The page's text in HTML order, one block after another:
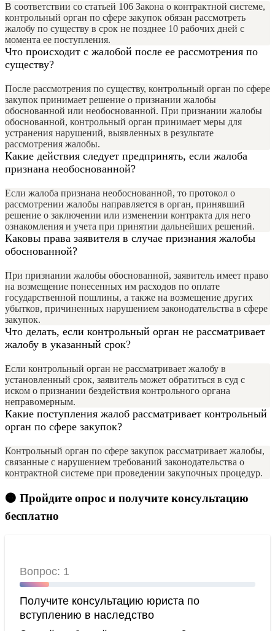
В соответствии со статьей 106 Закона о контрактной системе,
контрольный орган по сфере закупок обязан рассмотреть
жалобу по существу в срок не позднее 10 рабочих дней с
момента ее поступления.
Что происходит с жалобой после ее рассмотрения по
существу?
После рассмотрения по существу, контрольный орган по сфере
закупок принимает решение о признании жалобы
обоснованной или необоснованной. При признании жалобы
обоснованной, контрольный орган принимает меры для
устранения нарушений, выявленных в результате
рассмотрения жалобы.
Какие действия следует предпринять, если жалоба
признана необоснованной?
Если жалоба признана необоснованной, то протокол о
рассмотрении жалобы направляется в орган, принявший
решение о заключении или изменении контракта для него
ознакомления и учета при принятии дальнейших решений.
Каковы права заявителя в случае признания жалобы
обоснованной?
При признании жалобы обоснованной, заявитель имеет право
на возмещение понесенных им расходов по оплате
государственной пошлины, а также на возмещение других
убытков, причиненных нарушением законодательства в сфере
закупок.
Что делать, если контрольный орган не рассматривает
жалобу в указанный срок?
Если контрольный орган не рассматривает жалобу в
установленный срок, заявитель может обратиться в суд с
иском о признании бездействия контрольного органа
неправомерным.
Какие поступления жалоб рассматривает контрольный
орган по сфере закупок?
Контрольный орган по сфере закупок рассматривает жалобы,
связанные с нарушением требований законодательства о
контрактной системе при проведении закупочных процедур.
🟠 Пройдите опрос и получите консультацию
бесплатно